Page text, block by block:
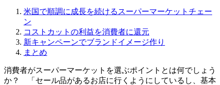
米国で順調に成長を続けるスーパーマーケットチェー
ン
コストカットの利益を消費者に還元
新キャンペーンでブランドイメージ作り
まとめ
消費者がスーパーマーケットを選ぶポイントとは何でしょう
か？ 「セール品があるお店に行くようにしているし、基本